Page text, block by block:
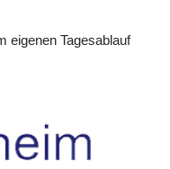
eigenen Tagesablauf